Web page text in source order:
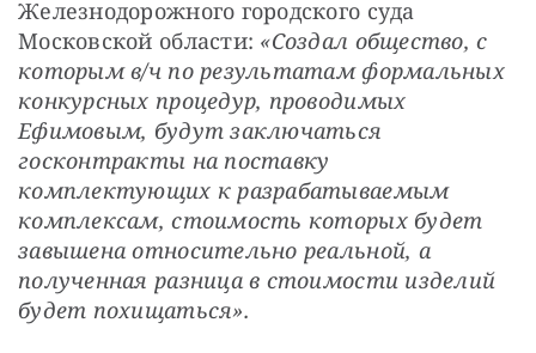
Железнодорожного городского суда
Московской области: «Создал общество, с
которым в/ч по результатам формальных
конкурсных процедур, проводимых
Ефимовым, будут заключаться
госконтракты на поставку
комплектующих к разрабатываемым
комплексам, стоимость которых будет
завышена относительно реальной, а
полученная разница в стоимости изделий
будет похищаться».